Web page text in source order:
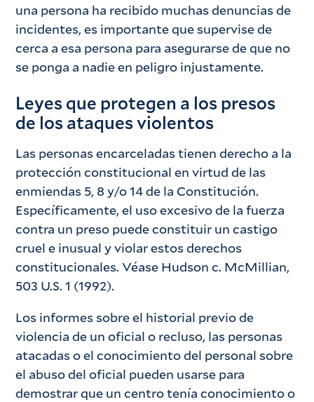
una persona ha recibido muchas denuncias de
incidentes, es importante que supervise de
cerca a esa persona para asegurarse de que no
se ponga a nadie en peligro injustamente.
Leyes que protegen a los presos
de los ataques violentos
Las personas encarceladas tienen derecho a la
protección constitucional en virtud de las
enmiendas 5, 8 y/o 14 de la Constitución.
Específicamente, el uso excesivo de la fuerza
contra un preso puede constituir un castigo
cruel e inusual y violar estos derechos
constitucionales. Véase Hudson c. McMillian,
503 U.S. 1 (1992).
Los informes sobre el historial previo de
violencia de un oficial o recluso, las personas
atacadas o el conocimiento del personal sobre
el abuso del oficial pueden usarse para
demostrar que un centro tenía conocimiento o